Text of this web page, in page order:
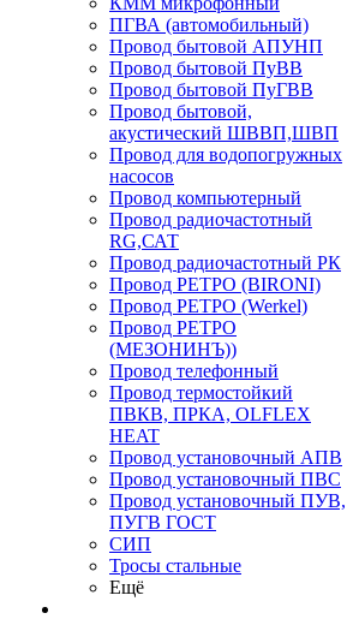
ПГВА (автомобильный)
Провод бытовой АПУНП
Провод бытовой ПуВВ
Провод бытовой ПуГВВ
Провод бытовой,
акустический ШВВП,ШВП
Провод для водопогружных
насосов
Провод компьютерный
Провод радиочастотный
RG,САТ
Провод радиочастотный РК
Провод РЕТРО (BIRONI)
Провод РЕТРО (Werkel)
Провод РЕТРО
(МЕЗОНИНЪ))
Провод телефонный
Провод термостойкий
ПВКВ, ПРКА, OLFLEX
HEAT
Провод установочный АПВ
Провод установочный ПВС
Провод установочный ПУВ,
ПУГВ ГОСТ
СИП
Тросы стальные
Ещё